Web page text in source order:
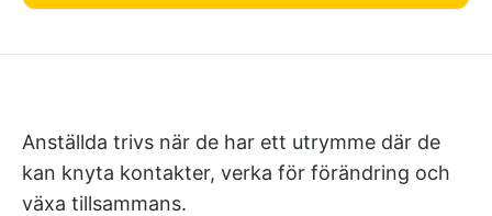
Anställda trivs när de har ett utrymme där de
kan knyta kontakter, verka för förändring och
växa tillsammans.